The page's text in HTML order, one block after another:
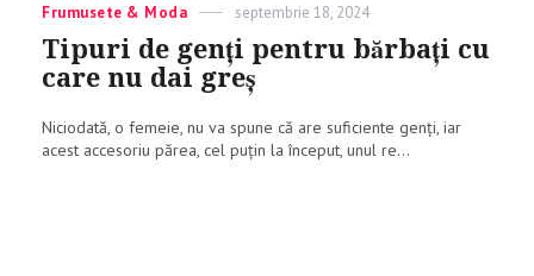
Categories
Frumusete & Moda
Posted
on
septembrie 18, 2024
Tipuri de genți pentru bărbați cu
care nu dai greș
Niciodată, o femeie, nu va spune că are suficiente genți, iar
acest accesoriu părea, cel puțin la început, unul re...